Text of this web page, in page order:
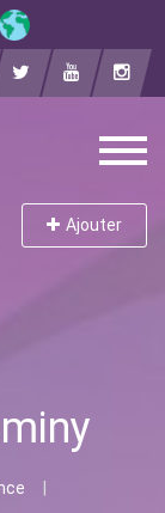
Ajouter